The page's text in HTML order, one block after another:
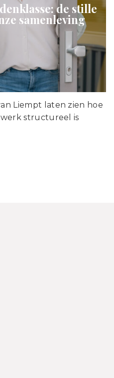
de stille
samenleving
Liempt laten zien hoe
structureel is